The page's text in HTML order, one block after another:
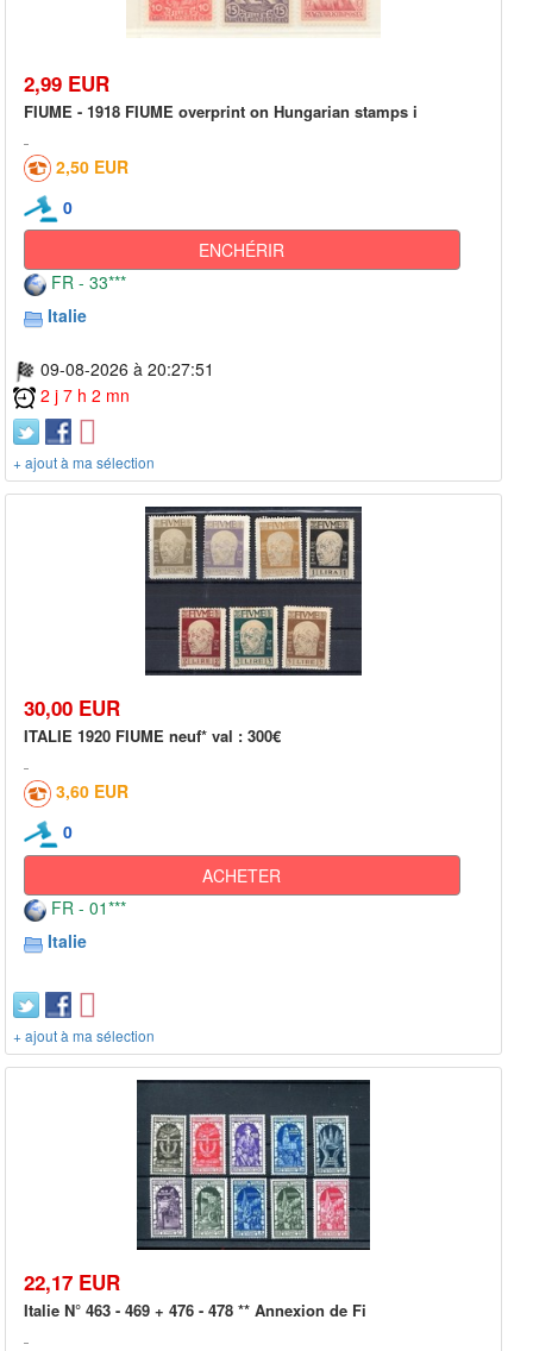
2,99 EUR
FIUME - 1918 FIUME overprint on Hungarian stamps i
2,50 EUR
0
ENCHÉRIR
FR - 33***
Italie
09-08-2026 à 20:27:51
2 j 7 h 2 mn
+ ajout à ma sélection
30,00 EUR
ITALIE 1920 FIUME neuf* val : 300€
3,60 EUR
0
ACHETER
FR - 01***
Italie
+ ajout à ma sélection
22,17 EUR
Italie N° 463 - 469 + 476 - 478 ** Annexion de Fi